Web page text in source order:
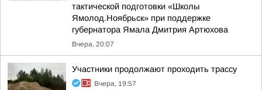
тактической подготовки «Школы
Ямолод.Ноябрьск» при поддержке
губернатора Ямала Дмитрия Артюхова
Вчера, 20:07
Участники продолжают проходить трассу
Вчера, 19:57